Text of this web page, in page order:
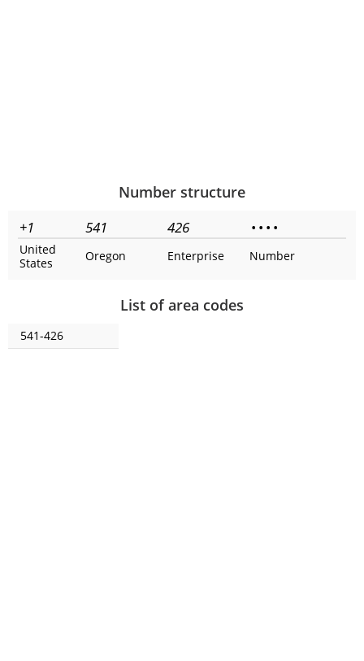
Number structure
+1 541 426 • • • •
United
States
Oregon Enterprise Number
List of area codes
541-426